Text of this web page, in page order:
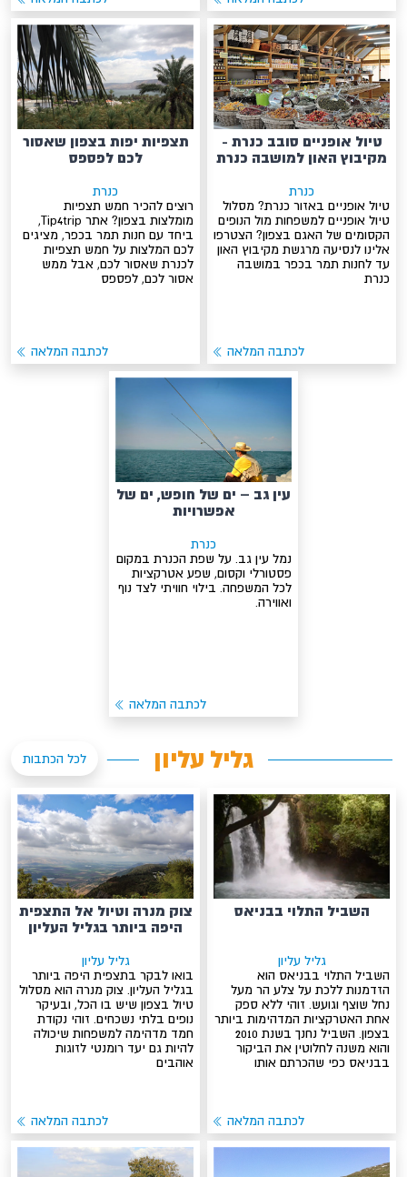
טיול אופניים סובב כנרת -
מקיבוץ האון למושבה כנרת
כנרת
טיול אופניים באזור כנרת? מסלול
טיול אופניים למשפחות מול הנופים
הקסומים של האגם בצפון? הצטרפו
אלינו לנסיעה מרגשת מקיבוץ האון
עד לחנות תמר בכפר במושבה
כנרת
לכתבה המלאה
תצפיות יפות בצפון שאסור
לכם לפספס
כנרת
רוצים להכיר חמש תצפיות
מומלצות בצפון? אתר Tip4trip,
ביחד עם חנות תמר בכפר, מציגים
לכם המלצות על חמש תצפיות
לכנרת שאסור לכם, אבל ממש
אסור לכם, לפספס
לכתבה המלאה
עין גב – ים של חופש, ים של
אפשרויות
כנרת
נמל עין גב. על שפת הכנרת במקום
פסטורלי וקסום, שפע אטרקציות
לכל המשפחה. בילוי חוויתי לצד נוף
ואווירה.
לכתבה המלאה
גליל עליון לכל הכתבות
השביל התלוי בבניאס
גליל עליון
השביל התלוי בבניאס הוא
הזדמנות ללכת על צלע הר מעל
נחל שוצף וגועש. זוהי ללא ספק
אחת האטרקציות המדהימות ביותר
בצפון. השביל נחנך בשנת 2010
והוא משנה לחלוטין את הביקור
בבניאס כפי שהכרתם אותו
לכתבה המלאה
צוק מנרה וטיול אל התצפית
היפה ביותר בגליל העליון
גליל עליון
בואו לבקר בתצפית היפה ביותר
בגליל העליון. צוק מנרה הוא מסלול
טיול בצפון שיש בו הכל, ובעיקר
נופים בלתי נשכחים. זוהי נקודת
חמד מדהימה למשפחות שיכולה
להיות גם יעד רומנטי לזוגות
אוהבים
לכתבה המלאה